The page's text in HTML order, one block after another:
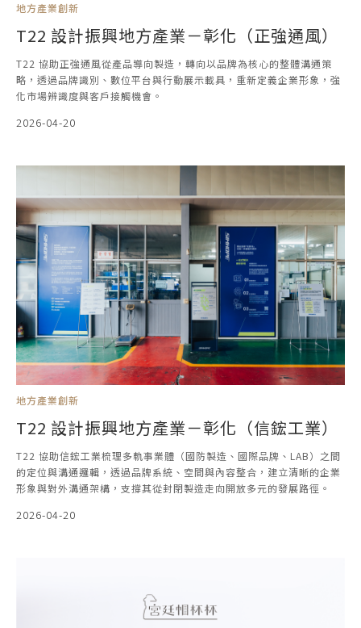
地方產業創新
T22 設計振興地方產業－彰化（正強通風）
T22 協助正強通風從產品導向製造，轉向以品牌為核心的整體溝通策
略，透過品牌識別、數位平台與行動展示載具，重新定義企業形象，強
化市場辨識度與客戶接觸機會。
2026-04-20
地方產業創新
T22 設計振興地方產業－彰化（信鋐工業）
T22 協助信鋐工業梳理多軌事業體（國防製造、國際品牌、LAB）之間
的定位與溝通邏輯，透過品牌系統、空間與內容整合，建立清晰的企業
形象與對外溝通架構，支撐其從封閉製造走向開放多元的發展路徑。
2026-04-20